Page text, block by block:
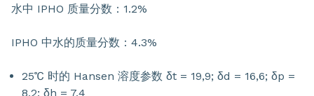
水中 IPHO 质量分数：1.2%
IPHO 中水的质量分数：4.3%
25℃ 时的 Hansen 溶度参数 δt = 19,9; δd = 16,6; δp =
8,2; δh = 7,4